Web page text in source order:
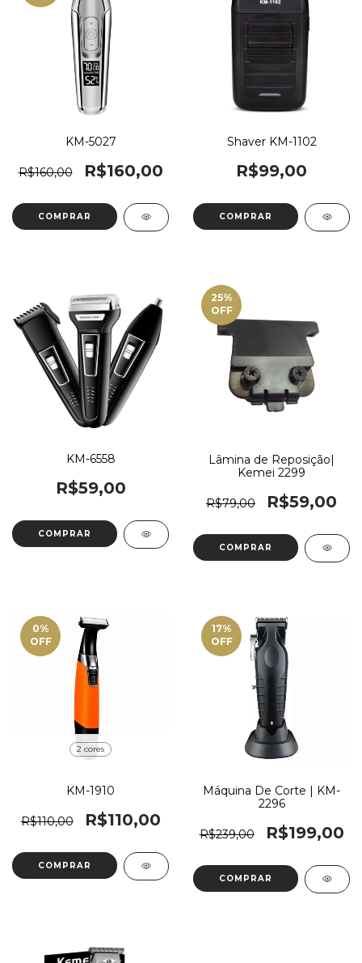
KM-5027
R$160,00 R$160,00
Shaver KM-1102
R$99,00
KM-6558
R$59,00
25%
OFF
Lâmina de Reposição|
Kemei 2299
R$79,00 R$59,00
0%
OFF
2 cores
KM-1910
R$110,00 R$110,00
COMPRAR
17%
OFF
Máquina De Corte | KM-
2296
R$239,00 R$199,00